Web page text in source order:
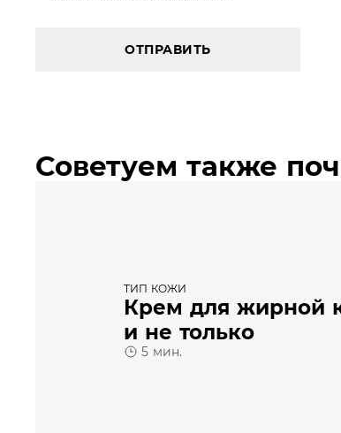
ОТПРАВИТЬ
Советуем также
ТИП КОЖИ
Крем для жирной
и не только
5 мин.